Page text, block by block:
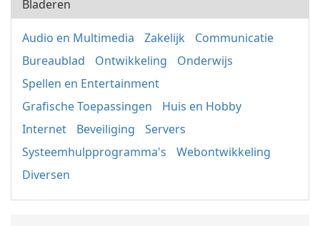
Bladeren
Audio en Multimedia Zakelijk
Communicatie
Bureaublad
Ontwikkeling
Onderwijs
Spellen en Entertainment
Grafische Toepassingen
Huis en Hobby
Internet
Beveiliging
Servers
Systeemhulpprogramma's
Webontwikkeling
Diversen